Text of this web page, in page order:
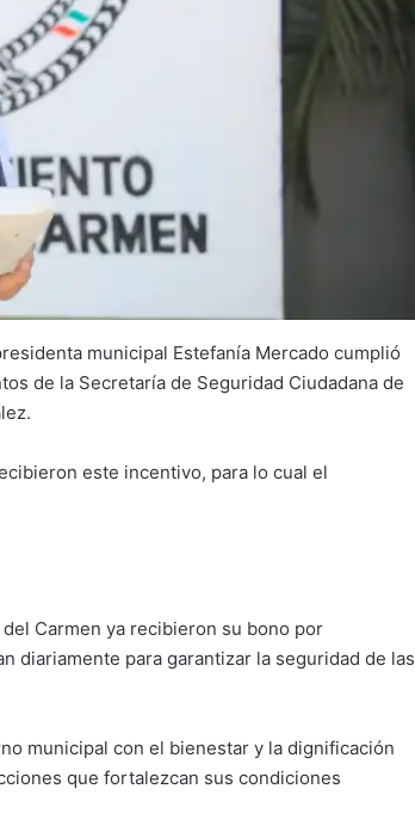
municipal Estefanía Mercado cumplió
de la Secretaría de Seguridad Ciudadana de
este incentivo, para lo cual el
Carmen ya recibieron su bono por
diariamente para garantizar la seguridad de las
municipal con el bienestar y la dignificación
que fortalezcan sus condiciones